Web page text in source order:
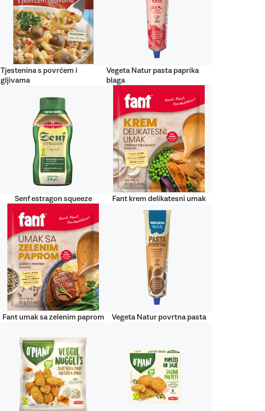
Tjestenina s povrćem i
gljivama
Vegeta Natur pasta paprika
blaga
Senf estragon squeeze Fant krem delikatesni umak
Fant umak sa zelenim paprom Vegeta Natur povrtna pasta